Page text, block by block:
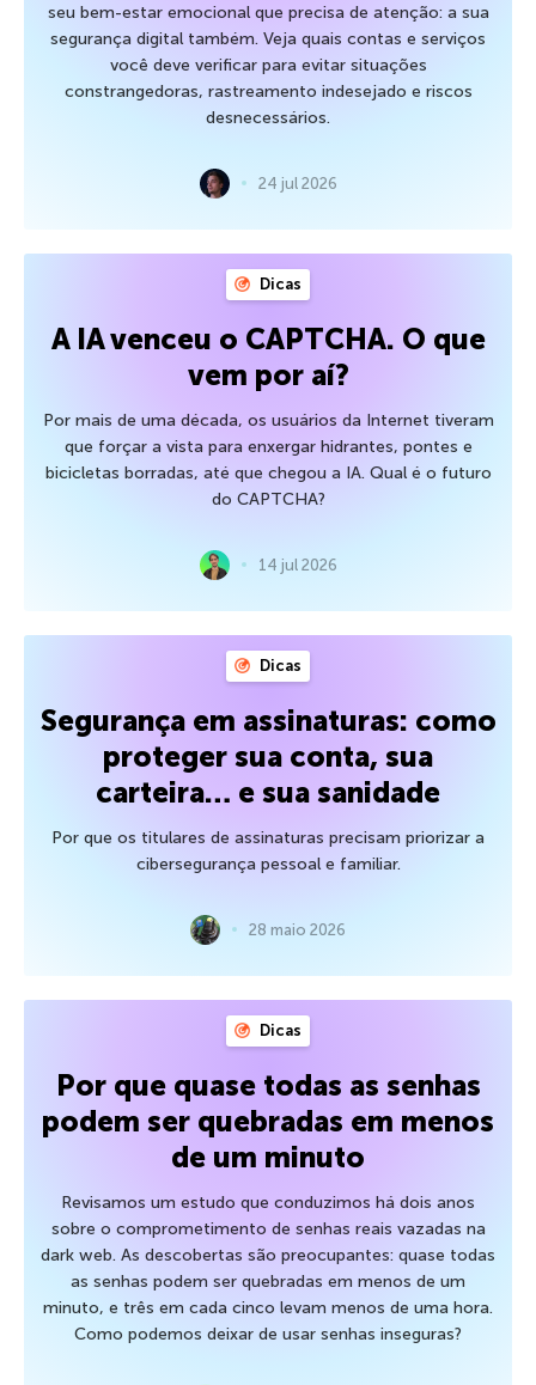
seu bem-estar emocional que precisa de atenção: a sua
segurança digital também. Veja quais contas e serviços
você deve verificar para evitar situações
constrangedoras, rastreamento indesejado e riscos
desnecessários.
24 jul 2026
Dicas
A IA venceu o CAPTCHA. O que
vem por aí?
Por mais de uma década, os usuários da Internet tiveram
que forçar a vista para enxergar hidrantes, pontes e
bicicletas borradas, até que chegou a IA. Qual é o futuro
do CAPTCHA?
14 jul 2026
Dicas
Segurança em assinaturas: como
proteger sua conta, sua
carteira… e sua sanidade
Por que os titulares de assinaturas precisam priorizar a
cibersegurança pessoal e familiar.
28 maio 2026
Dicas
Por que quase todas as senhas
podem ser quebradas em menos
de um minuto
Revisamos um estudo que conduzimos há dois anos
sobre o comprometimento de senhas reais vazadas na
dark web. As descobertas são preocupantes: quase todas
as senhas podem ser quebradas em menos de um
minuto, e três em cada cinco levam menos de uma hora.
Como podemos deixar de usar senhas inseguras?